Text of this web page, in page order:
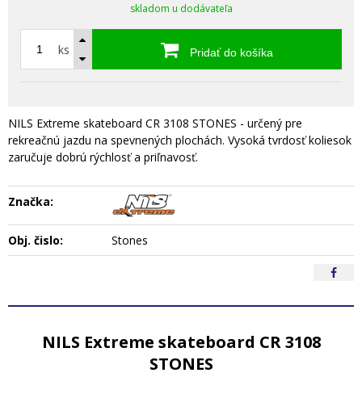
skladom u dodávateľa
ks Pridať do košíka
NILS Extreme skateboard CR 3108 STONES - určený pre
rekreačnú jazdu na spevnených plochách. Vysoká tvrdosť koliesok
zaručuje dobrú rýchlosť a priľnavosť.
Značka:
Obj. čislo: Stones
NILS Extreme skateboard CR 3108
STONES